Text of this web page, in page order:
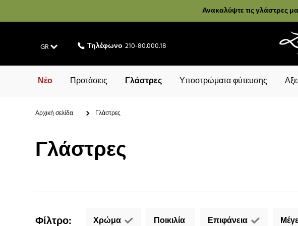
Ανακαλύψτε τις γλάστρες
GR Τηλέφωνο 210-80.000.18
Νέο Προτάσεις Γλάστρες Υποστρώματα φύτευσης
Αρχική σελίδα Γλάστρες
Γλάστρες
Φίλτρο: Χρώμα Ποικιλία Επιφάνεια